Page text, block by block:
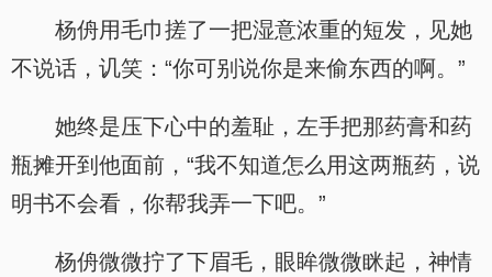
杨侜用毛巾搓了一把湿意浓重的短发，见她
不说话，讥笑：“你可别说你是来偷东西的啊。”
她终是压下心中的羞耻，左手把那药膏和药
瓶摊开到他面前，“我不知道怎么用这两瓶药，说
明书不会看，你帮我弄一下吧。”
杨侜微微拧了下眉毛，眼眸微微眯起，神情